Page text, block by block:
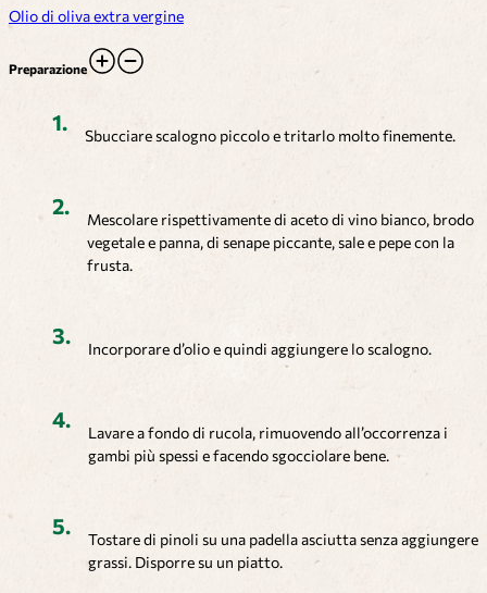
Olio di oliva extra vergine
Preparazione
Sbucciare scalogno piccolo e tritarlo molto finemente.
Mescolare rispettivamente di aceto di vino bianco, brodo
vegetale e panna, di senape piccante, sale e pepe con la
frusta.
Incorporare d’olio e quindi aggiungere lo scalogno.
Lavare a fondo di rucola, rimuovendo all’occorrenza i
gambi più spessi e facendo sgocciolare bene.
Tostare di pinoli su una padella asciutta senza aggiungere
grassi. Disporre su un piatto.